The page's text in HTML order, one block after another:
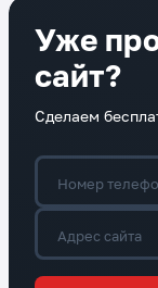
Уже
сайт?
Сделаем
Номер
Адрес сайта